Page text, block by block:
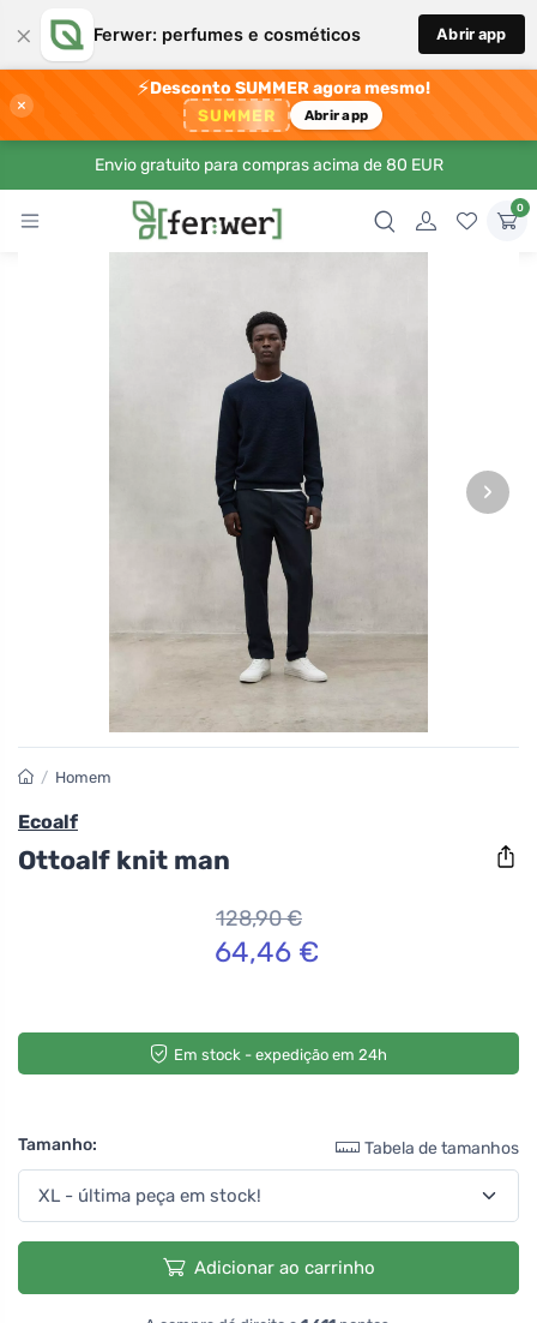
× Ferwer: perfumes e cosméticos Abrir app
×
⚡Desconto SUMMER agora mesmo!
SUMMER Abrir app
Envio gratuito para compras acima de 80 EUR
0
›
/ Homem
Ecoalf
Ottoalf knit man
128,90 €
64,46 €
Em stock - expedição em 24h
Tamanho: Tabela de tamanhos
Adicionar ao carrinho